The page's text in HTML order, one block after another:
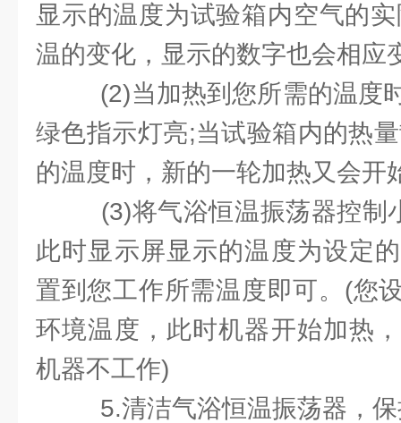
显示的温度为试验箱内空气的
温的变化，显示的数字也会相应
(2)当加热到您所需的温度
绿色指示灯亮;当试验箱内的热
的温度时，新的一轮加热又会开
(3)将气浴恒温振荡器控制
此时显示屏显示的温度为设定
置到您工作所需温度即可。(您
环境温度，此时机器开始加热
机器不工作)
5.清洁气浴恒温振荡器，